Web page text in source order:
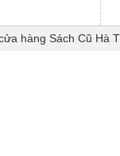
hàng Sách Cũ Hà